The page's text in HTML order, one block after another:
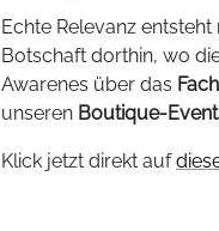
Echte Relevanz
Botschaft dorthin, wo
Awarenes über das
unseren Boutique-
Klick jetzt direkt auf